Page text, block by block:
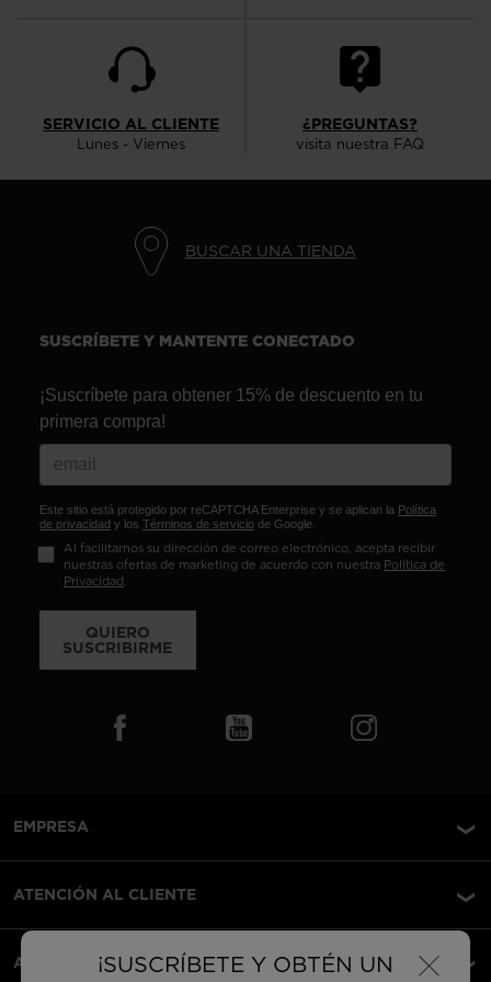
version
United
States.
×
¡SUSCRÍBETE Y OBTÉN UN
SERVICIO AL CLIENTE
Lunes - Viernes
¿PREGUNTAS?
visita nuestra FAQ
BUSCAR UNA TIENDA
SUSCRÍBETE Y MANTENTE CONECTADO
¡Suscríbete para obtener 15% de descuento en tu
primera compra!
Este sitio está protegido por reCAPTCHA Enterprise y se aplican la Política
de privacidad y los Términos de servicio de Google.
Al facilitarnos su dirección de correo electrónico, acepta recibir
nuestras ofertas de marketing de acuerdo con nuestra Política de
Privacidad.
QUIERO
SUSCRIBIRME
EMPRESA
ATENCIÓN AL CLIENTE
AVISOS LEGALES